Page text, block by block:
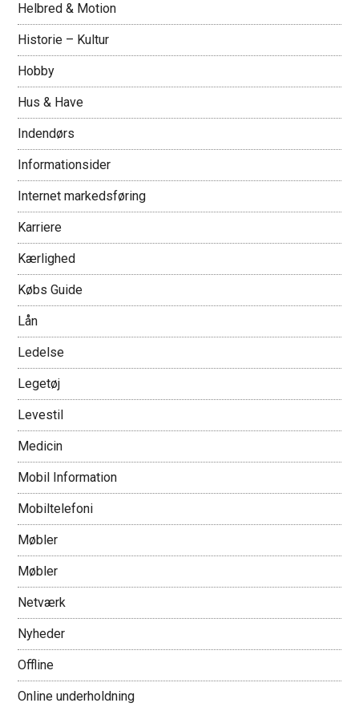
Helbred & Motion
Historie – Kultur
Hobby
Hus & Have
Indendørs
Informationsider
Internet markedsføring
Karriere
Kærlighed
Købs Guide
Lån
Ledelse
Legetøj
Levestil
Medicin
Mobil Information
Mobiltelefoni
Møbler
Møbler
Netværk
Nyheder
Offline
Online underholdning